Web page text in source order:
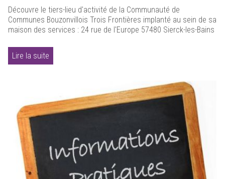
Découvre le tiers-lieu d'activité de la Communauté de
Communes Bouzonvillois Trois Frontières implanté au sein de sa
maison des services : 24 rue de l'Europe 57480 Sierck-les-Bains
Lire la suite